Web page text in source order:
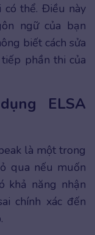
có thể. Điều này
ngữ của bạn
biết cách sửa
phần thi của
ELSA
là một trong
qua nếu muốn
khả năng nhận
chính xác đến